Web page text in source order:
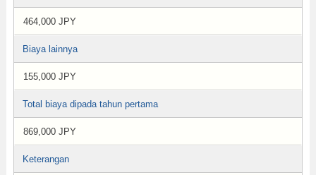
464,000 JPY
Biaya lainnya
155,000 JPY
Total biaya dipada tahun pertama
869,000 JPY
Keterangan